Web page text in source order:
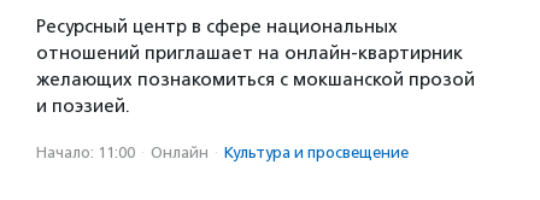
Ресурсный центр в сфере национальных
отношений приглашает на онлайн-квартирник
желающих познакомиться с мокшанской прозой
и поэзией.
Начало: 11:00 · Онлайн · Культура и просвещение